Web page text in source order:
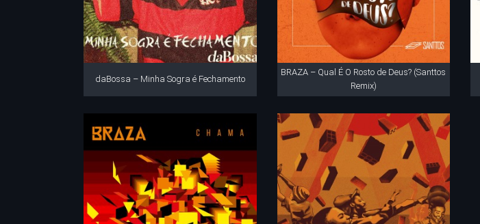
daBossa – Minha Sogra é Fechamento
BRAZA – Qual É O Rosto de Deus? (Santtos
Remix)